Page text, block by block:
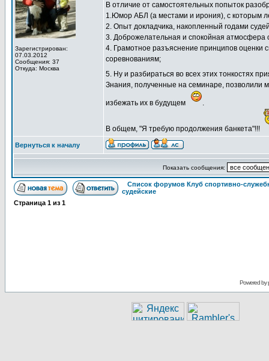
Зарегистрирован:
07.03.2012
Сообщения: 37
Откуда: Москва
В отличие от самостоятельных попыток
1.Юмор АБЛ (а местами и ирония), с которым
2. Опыт докладчика, накопленный годами
3. Доброжелательная и спокойная атмосфера
4. Грамотное разъяснение принципов оценки
соревнованиям;
5. Ну и разбираться во всех этих тонкостях
Знания, полученные на семинаре, позволили
избежать их в будущем .
В общем, "Я требую продолжения банкета"!!!
Вернуться к началу
Показать сообщения:
Список форумов Клуб спортивно-
судейские
Страница 1 из 1
Powered by